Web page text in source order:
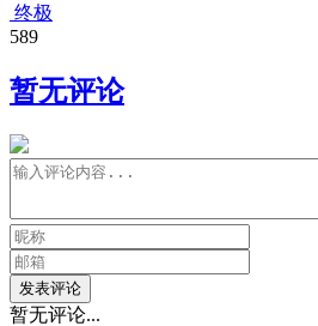
终极
589
暂无评论
发表评论
暂无评论...